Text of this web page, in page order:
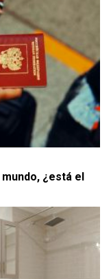
¿está el